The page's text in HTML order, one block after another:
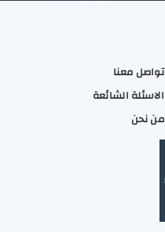
تواصل معنا
الاسئلة الشائعة
من نحن